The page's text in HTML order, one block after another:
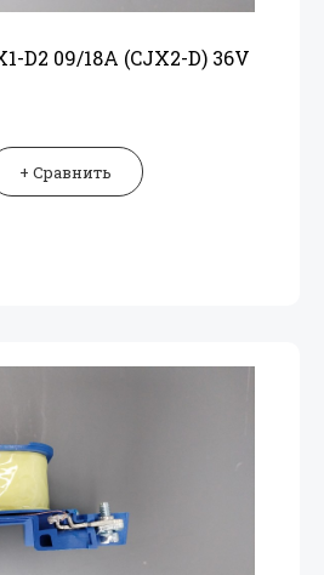
D2 09/18A (CJX2-D) 36V
+ Сравнить